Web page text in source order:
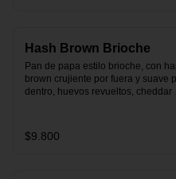
Hash Brown Brioche
Pan de papa estilo brioche, con
brown crujiente por fuera y suave
dentro, huevos revueltos, cheddar
partir el día en modo desayuno
$9.800